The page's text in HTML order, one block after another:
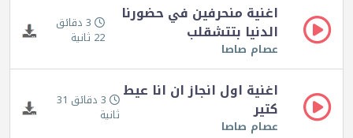
اغنية منحرفين في حضورنا
الدنيا بتتشقلب
عصام صاصا
3 دقائق
22 ثانية
اغنية اول انجاز ان انا عيط
كتير
عصام صاصا
3 دقائق 31
ثانية